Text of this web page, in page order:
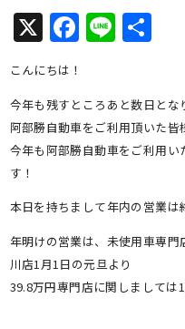
X Line共
こんにちは！
今年も残すところあと数日とな
阿部勝自動車をご利用頂いた皆
今年も阿部勝自動車をご利用
す！
本日を持ちまして年内の営業は
年明けの営業は、未使用車専門
川店1月1日の元旦より
39.8万円専門店に関しましては